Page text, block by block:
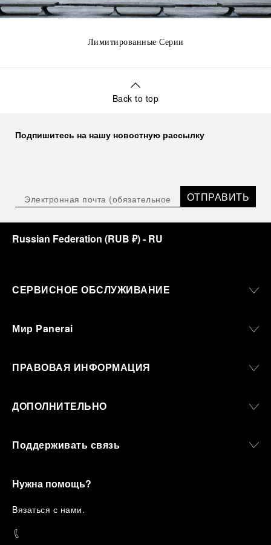
Лимитированные Серии
Back to top
Подпишитесь на нашу новостную рассылку
ОТПРАВИТЬ
Russian Federation (RUB ₽)- RU
СЕРВИСНОЕ ОБСЛУЖИВАНИЕ
Мир Panerai
ПРАВОВАЯ ИНФОРМАЦИЯ
ДОПОЛНИТЕЛЬНО
Поддерживать связь
Нужна помощь?
Bязаться с нами.